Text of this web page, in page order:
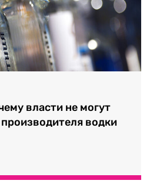
власти не могут
водки